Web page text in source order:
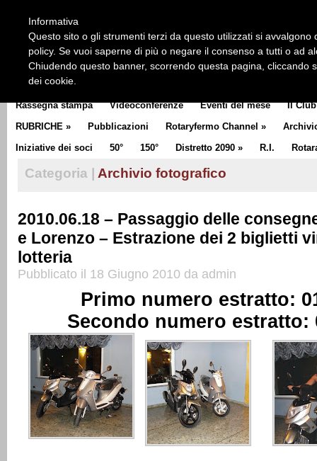
CLUB COMMUNICATOR
Rassegna stampa Videoconferenze Eventi del mese Il Club
RUBRICHE » Pubblicazioni Rotaryfermo Channel »
Iniziative dei soci
50° 150° Distretto 2090 » R.I.
Categoria | Archivio fotografico
2010.06.18 – Passaggio delle
e Lorenzo – Estrazione dei 2 biglietti
lotteria
Pubblicato il 18 Giugno 2010 da admin
Primo numero estratto:
Secondo numero estratto:
Informativa
Questo sito o gli strumenti terzi da questo utilizzati si
policy. Se vuoi saperne di più o negare il consenso a tutti o ad
Chiudendo questo banner, scorrendo questa pagina, cliccando
dei cookie.